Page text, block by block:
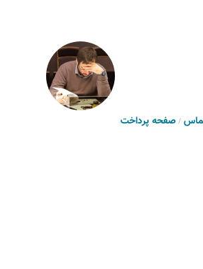
صفحه پرداخت